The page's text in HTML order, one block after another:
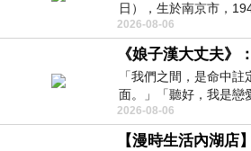
日），生於南京市，
赴美深造並取得經濟發
2026-08-06
「我們之間，是命中
面。」「聽好，我是戀
楚這種感覺，你我之間
2026-08-06